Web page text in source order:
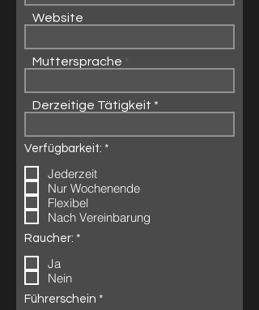
Website
Muttersprache
Derzeitige Tätigkeit
Verfügbarkeit: *
i
c
t
Jederzeit
Nur Wochenende
Flexibel
Nach Vereinbarung
Raucher: *
h
Ja
Nein
Führerschein *